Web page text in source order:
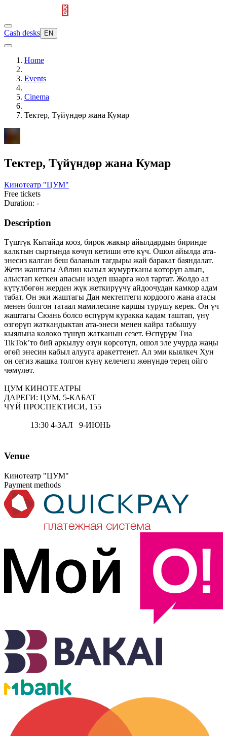
Cash desks EN
Home
Events
Cinema
Тектер, Түйүндөр жана Кумар
Тектер, Түйүндөр жана Кумар
Кинотеатр "ЦУМ"
Free tickets
Duration: -
Description
Түштүк Кытайда кооз, бирок жакыр айылдардын биринде
калктын сыртында көчүп кетиши өтө күч. Ошол айылда ата-
энесиз калган беш баланын тагдыры жай баракат баяндалат.
Жети жаштагы Айлин кызыл жумуртканы көтөрүп алып,
алыстап кеткен апасын издеп шаарга жол тартат. Жолдо ал
күтүлбөгөн жерден жүк жеткирүүчү айдоочудан камкор адам
табат. Он эки жаштагы Дан мектептеги кордоого жана атасы
менен болгон татаал мамилесине каршы турушу керек. Он үч
жаштагы Сюань болсо өспүрүм куракка кадам таштап, үнү
өзгөрүп жаткандыктан ата-энеси менен кайра табышуу
кыялына көлөкө түшүп жатканын сезет. Өспүрүм Тиа
TikTok’то бий аркылуу өзүн көрсөтүп, ошол эле учурда жаңы
өгөй энесин кабыл алууга аракеттенет. Ал эми кыялкеч Хун
он сегиз жашка толгон күнү келечеги жөнүндө терең ойго
чөмүлөт.
ЦУМ КИНОТЕАТРЫ
ДАРЕГИ: ЦУМ, 5-КАБАТ
ЧҮЙ ПРОСПЕКТИСИ, 155
13:30 4-ЗАЛ 9-ИЮНЬ
Venue
Кинотеатр "ЦУМ"
Payment methods